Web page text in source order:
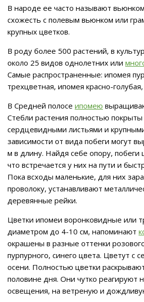
В народе ее часто называют
схожесть с полевым вьюнком или
крупных цветков.
В роду более 500 растений, в
около 25 видов однолетних или
Самые распространенные: ипомея
трехцветная, ипомея красно-
В Средней полосе ипомею
Стебли растения полностью
сердцевидными листьями и
зависимости от вида побеги могут
м в длину. Найдя себе опору, побеги
что встречается у них на пути и
Пока всходы маленькие, для них
проволоку, устанавливают
деревянные рейки.
Цветки ипомеи воронковидные или
диаметром до 4-10 см, напоминают
окрашены в разные оттенки
пурпурного, синего цвета. Цветут с
осени. Полностью цветки
половине дня. Они чутко реагируют
освещения, на ветреную и